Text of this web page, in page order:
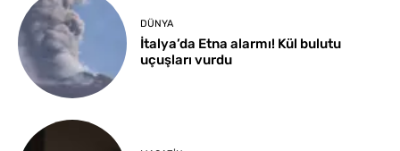
DÜNYA
İtalya’da Etna alarmı! Kül bulutu
uçuşları vurdu